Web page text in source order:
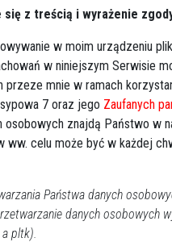
się z treścią i wyrażenie
w moim urządzeniu
w niniejszym Serwisie
przeze mnie w ramach
7 oraz jego Zaufanych
osobowych znajdą Państwo w
ww. celu może być w każdej
Państwa danych
danych osobowych
pltk).